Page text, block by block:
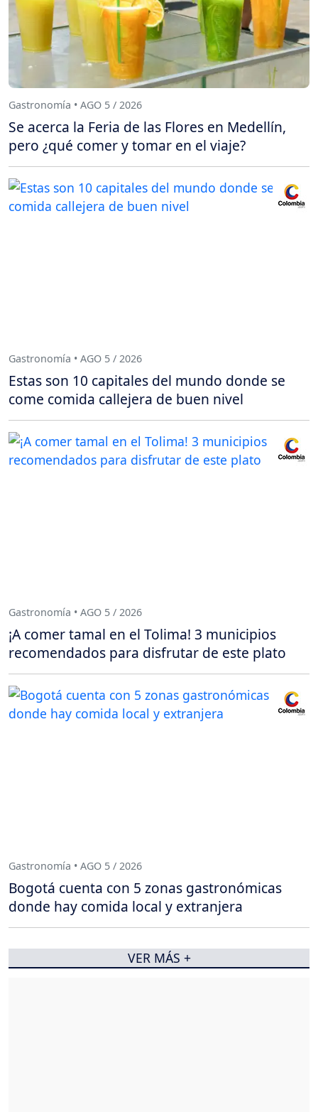
Gastronomía • AGO 5 / 2026
Se acerca la Feria de las Flores en Medellín,
pero ¿qué comer y tomar en el viaje?
Gastronomía • AGO 5 / 2026
Estas son 10 capitales del mundo donde se
come comida callejera de buen nivel
Gastronomía • AGO 5 / 2026
¡A comer tamal en el Tolima! 3 municipios
recomendados para disfrutar de este plato
Gastronomía • AGO 5 / 2026
Bogotá cuenta con 5 zonas gastronómicas
donde hay comida local y extranjera
VER MÁS +